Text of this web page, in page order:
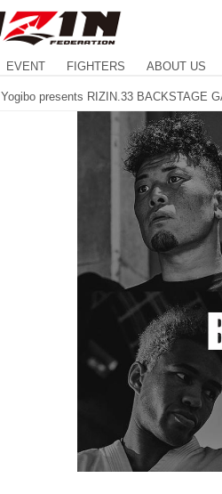
EVENT FIGHTERS ABOUT US
Yogibo presents RIZIN.33 BACKSTAGE